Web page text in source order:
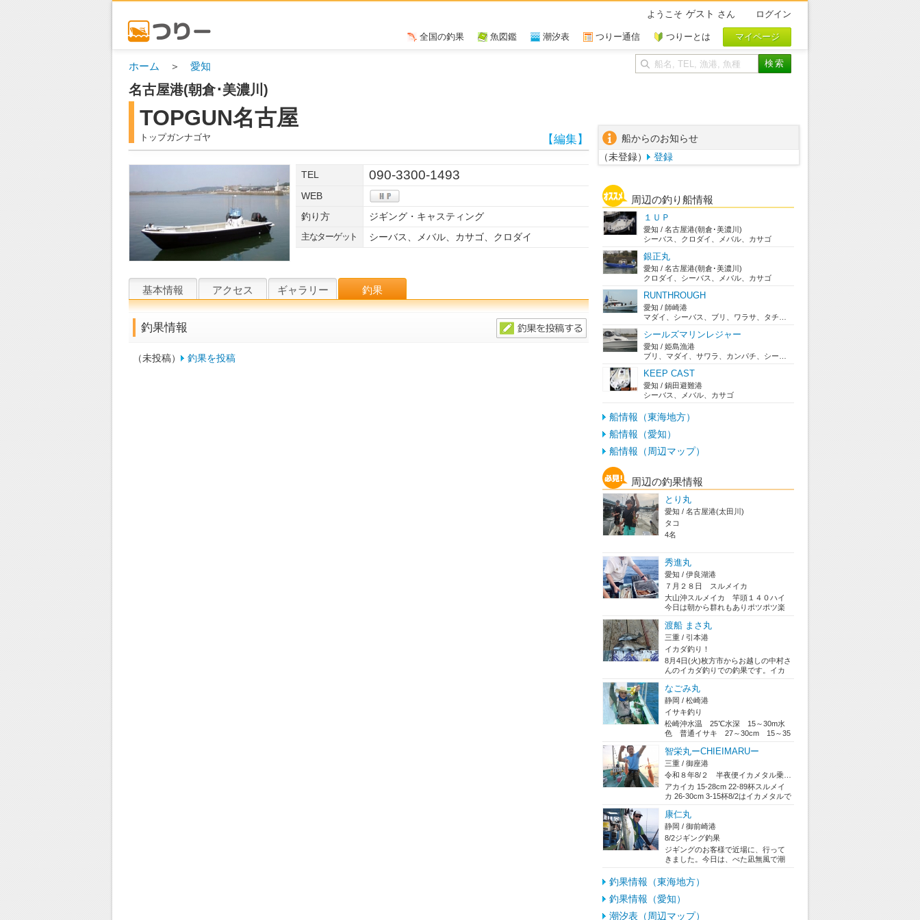
ようこそ ゲスト さん ログイン
つりーとは
つりー通信
潮汐表
魚図鑑
全国の釣果
ホーム ＞ 愛知
名古屋港(朝倉･美濃川)
TOPGUN名古屋
トップガンナゴヤ 【編集】
TEL 090-3300-1493
WEB
釣り方
ジギング・キャスティング
主なターゲット シーバス、メバル、カサゴ、クロダイ
基本情報 アクセス ギャラリー 釣果
釣果情報
（未投稿） 釣果を投稿
船からのお知らせ
（未登録）
登録
周辺の釣り船情報
１ＵＰ
愛知 / 名古屋港(朝倉･美濃川)
シーバス、クロダイ、メバル、カサゴ
銀正丸
愛知 / 名古屋港(朝倉･美濃川)
クロダイ、シーバス、メバル、カサゴ
RUNTHROUGH
愛知 / 師崎港
シールズマリンレジャー
愛知 / 姫島漁港
KEEP CAST
愛知 / 鍋田避難港
シーバス、メバル、カサゴ
船情報（東海地方）
船情報（愛知）
船情報（周辺マップ）
周辺の釣果情報
とり丸
愛知 / 名古屋港(太田川)
タコ
4名
秀進丸
愛知 / 伊良湖港
７月２８日 スルメイカ
大山沖スルメイカ 竿頭１４０ハイ
今日は朝から群れもありポツポツ楽
え！ブランコ...
渡船 まさ丸
三重 / 引本港
イカダ釣り！
8月4日(火)枚方市からお越しの中村さ
んのイカダ釣りでの釣果です。イカ
て、クロ...
なごみ丸
静岡 / 松崎港
イサキ釣り
松崎沖水温 25℃水深 15～30m水
色 普通イサキ 27～30cm 15～35
智栄丸ーCHIEIMARUー
三重 / 御座港
アカイカ 15-28cm 22-89杯スルメイ
カ 26-30cm 3-15杯8/2はイカメタルで
康仁丸
静岡 / 御前崎港
8/2ジギング釣果
ジギングのお客様で近場に、行って
きました。今日は、べた凪無風で潮
所を変えて見...
釣果情報（東海地方）
釣果情報（愛知）
潮汐表（周辺マップ）